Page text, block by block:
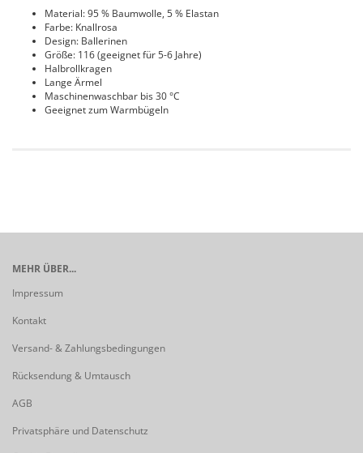
Material: 95 % Baumwolle, 5 % Elastan
Farbe: Knallrosa
Design: Ballerinen
Größe: 116 (geeignet für 5-6 Jahre)
Halbrollkragen
Lange Ärmel
Maschinenwaschbar bis 30 °C
Geeignet zum Warmbügeln
MEHR ÜBER...
Impressum
Kontakt
Versand- & Zahlungsbedingungen
Rücksendung & Umtausch
AGB
Privatsphäre und Datenschutz